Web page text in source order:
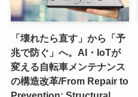
「壊れたら直す」から「予
兆で防ぐ」へ。AI・IoTが
変える自転車メンテナンス
の構造改革/From Repair to